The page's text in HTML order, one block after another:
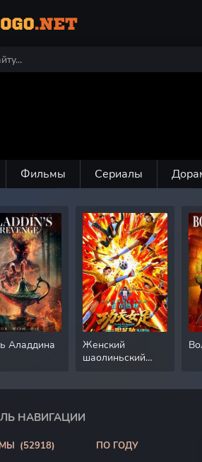
Фильмы Сериалы
Аладдина
Женский
шаолиньский
НАВИГАЦИИ
(52918) ПО ГОДУ